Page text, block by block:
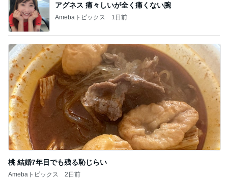
アグネス 痛々しいが全く痛くない腕
Amebaトピックス 1日前
桃 結婚7年目でも残る恥じらい
Amebaトピックス 2日前